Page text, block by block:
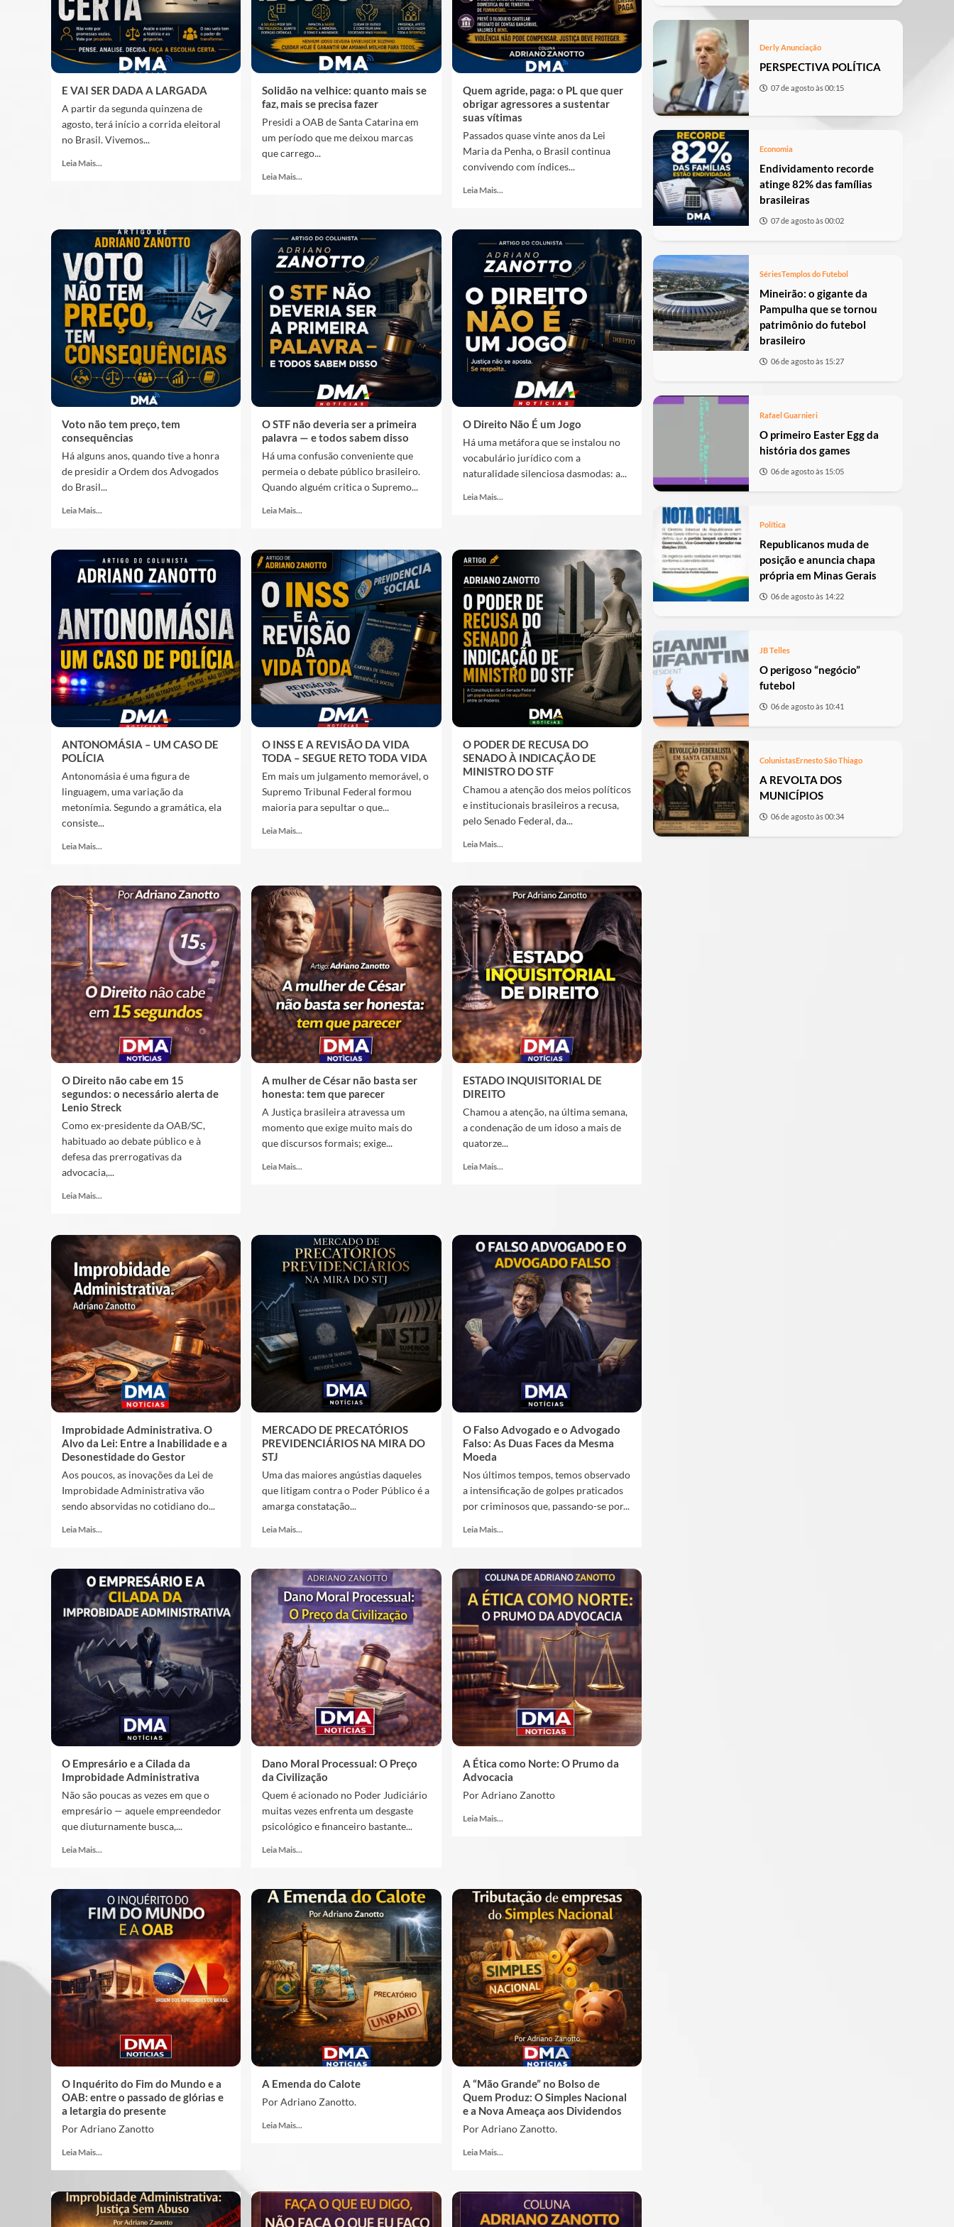
E VAI SER DADA A LARGADA
A partir da segunda quinzena de
agosto, terá início a corrida eleitoral
no Brasil. Vivemos...
Leia Mais...
Solidão na velhice: quanto mais se
faz, mais se precisa fazer
Presidi a OAB de Santa Catarina em
um período que me deixou marcas
que carrego...
Leia Mais...
Quem agride, paga: o PL que quer
obrigar agressores a sustentar
suas vítimas
Passados quase vinte anos da Lei
Maria da Penha, o Brasil continua
convivendo com índices...
Leia Mais...
Voto não tem preço, tem
consequências
Há alguns anos, quando tive a honra
de presidir a Ordem dos Advogados
do Brasil...
Leia Mais...
O STF não deveria ser a primeira
palavra — e todos sabem disso
Há uma confusão conveniente que
permeia o debate público brasileiro.
Quando alguém critica o Supremo...
Leia Mais...
O Direito Não É um Jogo
Há uma metáfora que se instalou no
vocabulário jurídico com a
naturalidade silenciosa dasmodas: a...
Leia Mais...
ANTONOMÁSIA – UM CASO DE
POLÍCIA
Antonomásia é uma figura de
linguagem, uma variação da
metonímia. Segundo a gramática, ela
consiste...
Leia Mais...
O INSS E A REVISÃO DA VIDA
TODA – SEGUE RETO TODA VIDA
Em mais um julgamento memorável, o
Supremo Tribunal Federal formou
maioria para sepultar o que...
Leia Mais...
O PODER DE RECUSA DO
SENADO À INDICAÇÃO DE
MINISTRO DO STF
Chamou a atenção dos meios políticos
e institucionais brasileiros a recusa,
pelo Senado Federal, da...
Leia Mais...
O Direito não cabe em 15
segundos: o necessário alerta de
Lenio Streck
Como ex-presidente da OAB/SC,
habituado ao debate público e à
defesa das prerrogativas da
advocacia,...
Leia Mais...
A mulher de César não basta ser
honesta: tem que parecer
A Justiça brasileira atravessa um
momento que exige muito mais do
que discursos formais; exige...
Leia Mais...
ESTADO INQUISITORIAL DE
DIREITO
Chamou a atenção, na última semana,
a condenação de um idoso a mais de
quatorze...
Leia Mais...
Improbidade Administrativa. O
Alvo da Lei: Entre a Inabilidade e a
Desonestidade do Gestor
Aos poucos, as inovações da Lei de
Improbidade Administrativa vão
sendo absorvidas no cotidiano do...
Leia Mais...
MERCADO DE PRECATÓRIOS
PREVIDENCIÁRIOS NA MIRA DO
STJ
Uma das maiores angústias daqueles
que litigam contra o Poder Público é a
amarga constatação...
Leia Mais...
O Falso Advogado e o Advogado
Falso: As Duas Faces da Mesma
Moeda
Nos últimos tempos, temos observado
a intensificação de golpes praticados
por criminosos que, passando-se por...
Leia Mais...
O Empresário e a Cilada da
Improbidade Administrativa
Não são poucas as vezes em que o
empresário — aquele empreendedor
que diuturnamente busca,...
Leia Mais...
Dano Moral Processual: O Preço
da Civilização
Quem é acionado no Poder Judiciário
muitas vezes enfrenta um desgaste
psicológico e financeiro bastante...
Leia Mais...
A Ética como Norte: O Prumo da
Advocacia
Por Adriano Zanotto
Leia Mais...
O Inquérito do Fim do Mundo e a
OAB: entre o passado de glórias e
a letargia do presente
Por Adriano Zanotto
Leia Mais...
A Emenda do Calote
Por Adriano Zanotto.
Leia Mais...
A “Mão Grande” no Bolso de
Quem Produz: O Simples Nacional
e a Nova Ameaça aos Dividendos
Por Adriano Zanotto.
Leia Mais...
Derly Anunciação
PERSPECTIVA POLÍTICA
07 de agosto às 00:15
Economia
Endividamento recorde
atinge 82% das famílias
brasileiras
07 de agosto às 00:02
SériesTemplos do Futebol
Mineirão: o gigante da
Pampulha que se tornou
patrimônio do futebol
brasileiro
06 de agosto às 15:27
Rafael Guarnieri
O primeiro Easter Egg da
história dos games
06 de agosto às 15:05
Política
Republicanos muda de
posição e anuncia chapa
própria em Minas Gerais
06 de agosto às 14:22
JB Telles
O perigoso “negócio”
futebol
06 de agosto às 10:41
ColunistasErnesto São Thiago
A REVOLTA DOS
MUNICÍPIOS
06 de agosto às 00:34